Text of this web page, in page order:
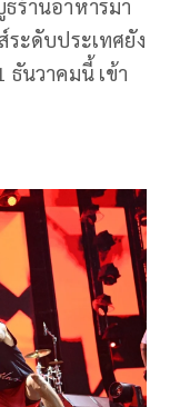
ร้านอาหารมา
ะดับประเทศยัง
นวาคมนี้ เข้า